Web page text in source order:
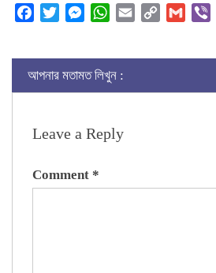
Facebook
TwitterMessengerWhatsApp
Email
Copy
Gmail
আপনার মতামত লিখুন :
Leave a Reply
Comment *